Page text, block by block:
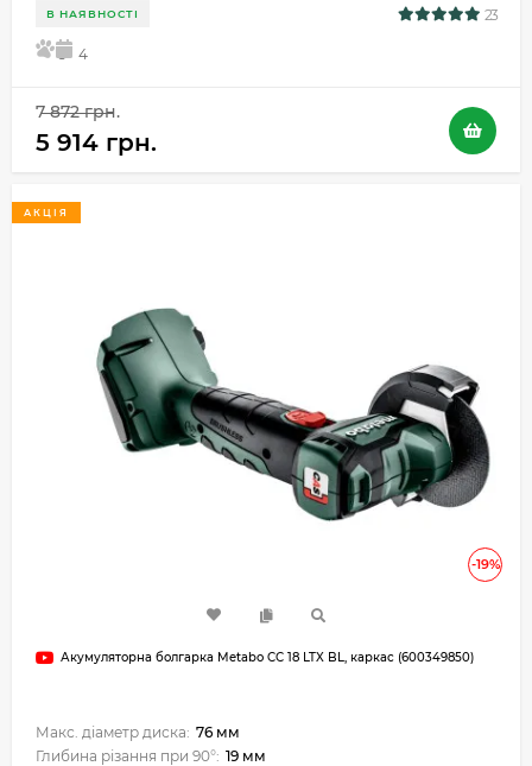
В НАЯВНОСТІ 23
5 4
7 872 грн.
5 914 грн.
-19%
АКЦІЯ
Акумуляторна болгарка Metabo CC 18 LTX BL, каркас (600349850)
Макс. діаметр диска: 76 мм
Глибина різання при 90°: 19 мм